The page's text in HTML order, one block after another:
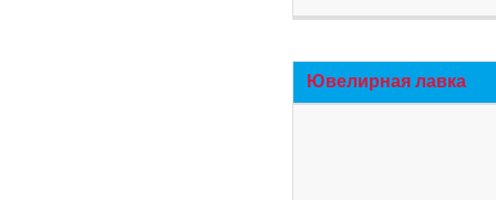
Ювелирная лавка